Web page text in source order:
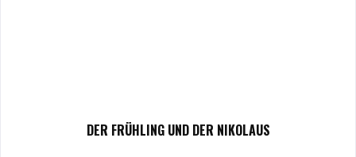
DER FRÜHLING UND DER NIKOLAUS